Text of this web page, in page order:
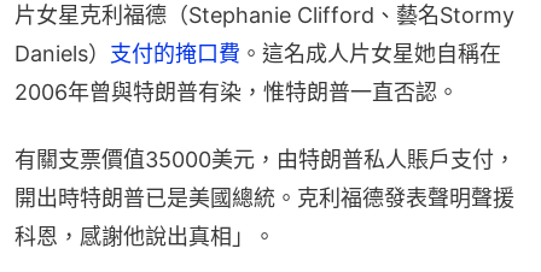
片女星克利福德（Stephanie Clifford、藝名Stormy
Daniels） 支付的掩口費 。這名成人片女星她自稱在
2006年曾與特朗普有染，惟特朗普一直否認。
有關支票價值35000美元，由特朗普私人賬戶支付，
開出時特朗普已是美國總統。克利福德發表聲明聲援
科恩，感謝他說出真相」。